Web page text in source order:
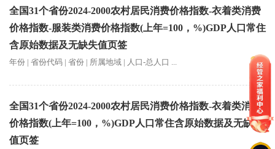
全国31个省份2024-2000农村居民消费价格指数-衣着类消费
价格指数-服装类消费价格指数(上年=100，%)GDP人口常住
含原始数据及无缺失值页签
年份 | 省份代码 | 省份 | 所属地域 | 人口-总人口 ...
全国31个省份2024-2000农村居民消费价格指数-衣着类消费
价格指数(上年=100，%)GDP人口常住含原始数据及无缺失
值页签